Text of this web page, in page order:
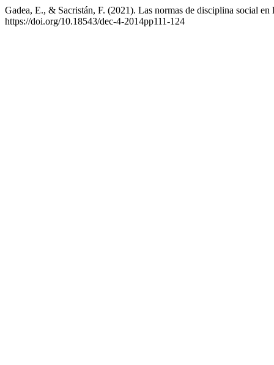
Gadea, E., & Sacristán, F. (2021). Las normas de disciplina social en
https://doi.org/10.18543/dec-4-2014pp111-124